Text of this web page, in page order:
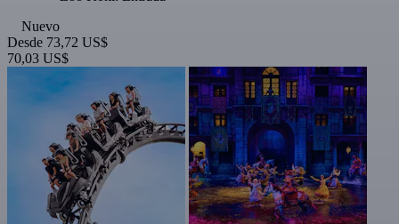
Nuevo
Desde 73,72 US$
70,03 US$